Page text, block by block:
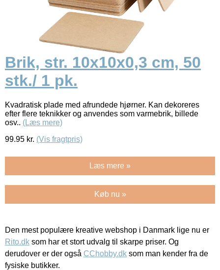
Brik, str. 10x10x0,3 cm, 50
stk./ 1 pk.
Kvadratisk plade med afrundede hjørner. Kan dekoreres
efter flere teknikker og anvendes som varmebrik, billede
osv.. (Læs mere)
99.95 kr. (Vis fragtpris)
Læs mere »
Køb nu »
Den mest populære kreative webshop i Danmark lige nu er
Rito.dk som har et stort udvalg til skarpe priser. Og
derudover er der også CChobby.dk som man kender fra de
fysiske butikker.